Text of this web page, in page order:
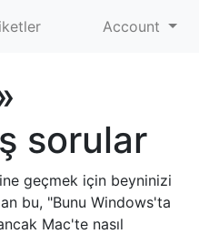
Account
sorular
geçmek için beyninizi
bu, "Bunu Windows'ta
Mac'te nasıl